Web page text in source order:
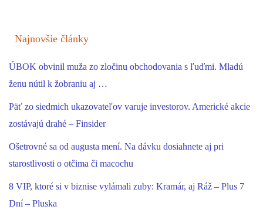
Najnovšie články
ÚBOK obvinil muža zo zločinu obchodovania s ľuďmi. Mladú
ženu nútil k žobraniu aj …
Päť zo siedmich ukazovateľov varuje investorov. Americké akcie
zostávajú drahé – Finsider
Ošetrovné sa od augusta mení. Na dávku dosiahnete aj pri
starostlivosti o otčima či macochu
8 VIP, ktoré si v biznise vylámali zuby: Kramár, aj Ráž – Plus 7
Dní – Pluska